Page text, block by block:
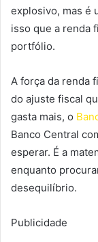
explosivo, mas é
isso que a renda
portfólio.
A força da renda
do ajuste fiscal
gasta mais, o
Banco Central
esperar. É a
enquanto
desequilíbrio.
Publicidade